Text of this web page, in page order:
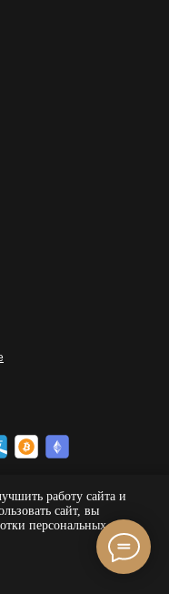
работу сайта и
сайт, вы
персональных